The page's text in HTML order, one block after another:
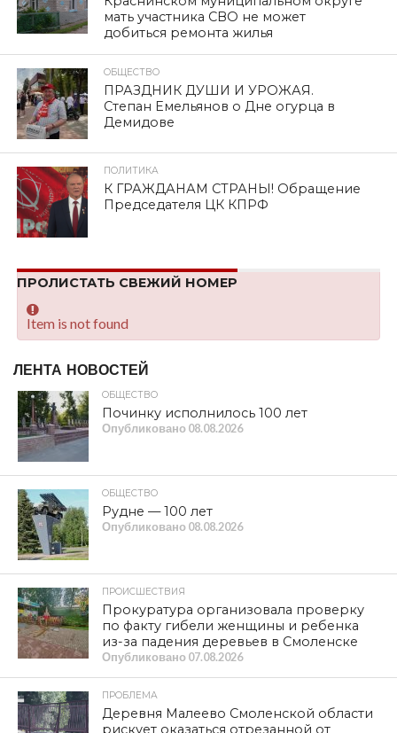
мать участника СВО не может
добиться ремонта жилья
ОБЩЕСТВО
ПРАЗДНИК ДУШИ И УРОЖАЯ.
Степан Емельянов о Дне огурца в
Демидове
ПОЛИТИКА
К ГРАЖДАНАМ СТРАНЫ! Обращение
Председателя ЦК КПРФ
ПРОЛИСТАТЬ СВЕЖИЙ НОМЕР
Item is not found
ЛЕНТА НОВОСТЕЙ
ОБЩЕСТВО
Починку исполнилось 100 лет
Опубликовано 08.08.2026
ОБЩЕСТВО
Рудне — 100 лет
Опубликовано 08.08.2026
ПРОИСШЕСТВИЯ
Прокуратура организовала проверку
по факту гибели женщины и ребенка
из-за падения деревьев в Смоленске
Опубликовано 07.08.2026
ПРОБЛЕМА
Деревня Малеево Смоленской области
рискует оказаться отрезанной от